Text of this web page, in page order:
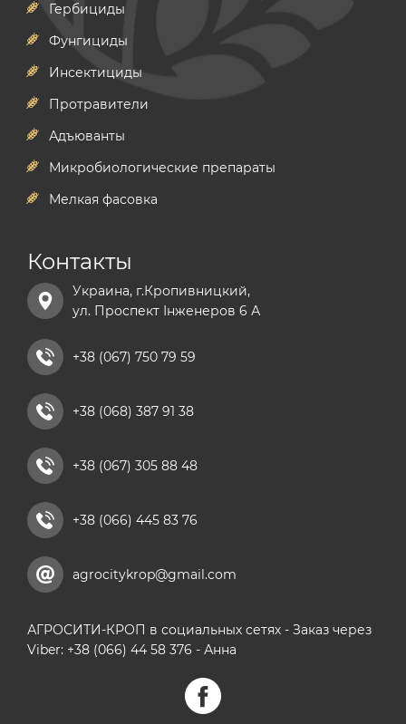
Гербициды
Фунгициды
Инсектициды
Протравители
Адъюванты
Микробиологические препараты
Мелкая фасовка
Контакты
Украина, г.Кропивницкий,
ул. Проспект Інженеров 6 А
+38 (067) 750 79 59
+38 (068) 387 91 38
+38 (067) 305 88 48
+38 (066) 445 83 76
agrocitykrop@gmail.com
АГРОСИТИ-КРОП в социальных сетях - Заказ через
Viber: +38 (066) 44 58 376 - Анна